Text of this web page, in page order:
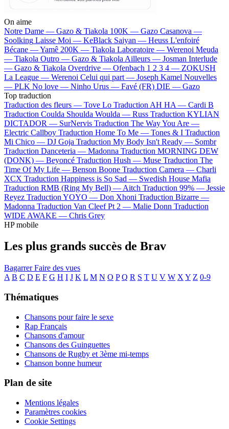
On aime
Notre Dame — Gazo & Tiakola 100K — Gazo Casanova —
Soolking Laisse Moi — KeBlack Saiyan — Heuss L'enfoiré
Bécane —Yamê 200K — Tiakola Laboratoire — Werenoi Meuda
— Tiakola Outro — Gazo & Tiakola Ailleurs — Josman Interlude
— Gazo & Tiakola Overdrive — Ofenbach 1 2 3 4 — ZOKUSH
La League — Werenoi Celui qui part — Joseph Kamel Nouvelles
— PLK No love — Ninho Urus — Favé (FR) DIE — Gazo
Top traduction
Traduction des fleurs — Tove Lo Traduction AH HA — Cardi B
Traduction Coulda Shoulda Woulda — Russ Traduction KYLIAN
DICTADOR — SurNervis Traduction The Way You Are —
Electric Callboy Traduction Home To Me — Tones & I Traduction
Mi Chico — DJ Goja Traduction My Body Isn't Ready — Sombr
Traduction Danceteria — Madonna Traduction MORNING DEW
(DONK) — Beyoncé Traduction Hush — Muse Traduction The
Time Of My Life — Benson Boone Traduction Camera — Charli
XCX Traduction Happiness is So Sad — Swedish House Mafia
Traduction RMB (Ring My Bell) — Aitch Traduction 99% — Jessie
Reyez Traduction YOYO — Don Xhoni Traduction Bizarre —
Madonna Traduction Van Cleef Pt 2 — Malie Donn Traduction
WIDE AWAKE — Chris Grey
HP mobile
Les plus grands succès de Brav
BagarrerFaire des vues
A B C D E F G H I J K L M N O P Q R S T U V W X Y Z 0-9
Thématiques
Chansons pour faire le sexe
Rap Français
Chansons d'amour
Chansons des Guinguettes
Chansons de Rugby et 3ème mi-temps
Chanson bonne humeur
Plan de site
Mentions légales
Paramètres cookies
Cookie Settings